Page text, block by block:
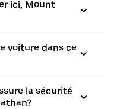
ici, Mount
voiture dans ce
la sécurité